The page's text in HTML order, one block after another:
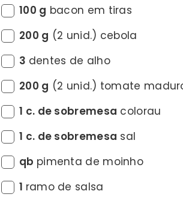
100 g bacon em tiras
200 g (2 unid.) cebola
3 dentes de alho
200 g (2 unid.) tomate
1 c. de sobremesa colorau
1 c. de sobremesa sal
qb pimenta de moinho
1 ramo de salsa